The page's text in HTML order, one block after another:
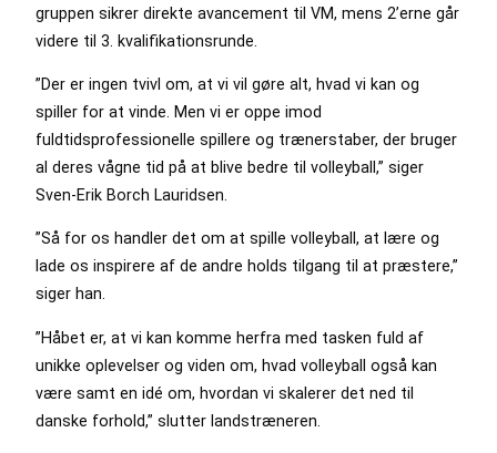
gruppen sikrer direkte avancement til VM, mens 2’erne går
videre til 3. kvalifikationsrunde.
”Der er ingen tvivl om, at vi vil gøre alt, hvad vi kan og
spiller for at vinde. Men vi er oppe imod
fuldtidsprofessionelle spillere og trænerstaber, der bruger
al deres vågne tid på at blive bedre til volleyball,” siger
Sven-Erik Borch Lauridsen.
”Så for os handler det om at spille volleyball, at lære og
lade os inspirere af de andre holds tilgang til at præstere,”
siger han.
”Håbet er, at vi kan komme herfra med tasken fuld af
unikke oplevelser og viden om, hvad volleyball også kan
være samt en idé om, hvordan vi skalerer det ned til
danske forhold,” slutter landstræneren.